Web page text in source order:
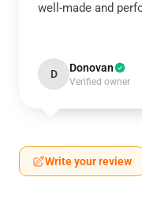
well-made and
D Donovan
Verified owner
Write your review